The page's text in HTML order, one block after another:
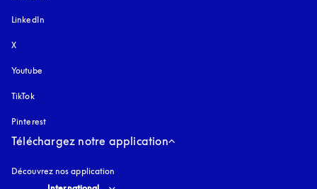
LinkedIn
X
Youtube
TikTok
Pinterest
Téléchargez notre application
Découvrez nos application